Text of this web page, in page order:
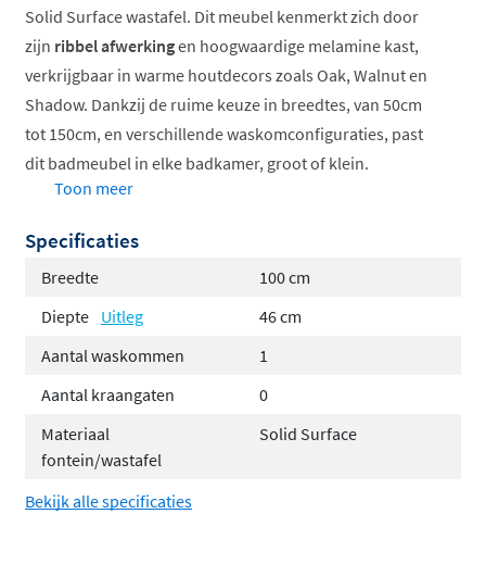
Solid Surface wastafel. Dit meubel kenmerkt zich door
zijn ribbel afwerkingen hoogwaardige melamine kast,
verkrijgbaar in warme houtdecors zoals Oak, Walnut en
Shadow. Dankzij de ruime keuze in breedtes, van 50cm
tot 150cm, en verschillende waskomconfiguraties, past
dit badmeubel in elke badkamer, groot of klein.
Ribbel afwerking voor karaktervol design
Softclose laden voor geruisloos gebruik
Vuilafstotend en hygiënisch oppervlak
Volledig geassembleerd geleverd
Solid Surface wastafel in één geheel
De wastafel is vervaardigd uit
één naadloos geheel met het bovenblad. Dit zorgt niet
Toon meer
Specificaties
Breedte
100 cm
Diepte Uitleg
46 cm
Aantal waskommen
1
Aantal kraangaten
0
Materiaal
fontein/wastafel
Solid Surface
Bekijk alle specificaties